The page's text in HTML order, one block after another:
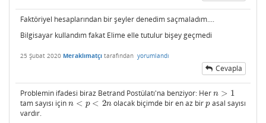
Faktöriyel hesaplarından bir şeyler denedim saçmaladım....
Bilgisayar kullandım fakat Elime elle tutulur bişey geçmedi
25 Şubat 2020 Meraklımatçı tarafından yorumlandı
Cevapla
Problemin ifadesi biraz Betrand Postülatı'na benziyor: Her n > 1
n> 1
tam sayısı için n < p < 2n
n< p< 2n olacak biçimde bir en az birp
pasal sayısı
vardır.